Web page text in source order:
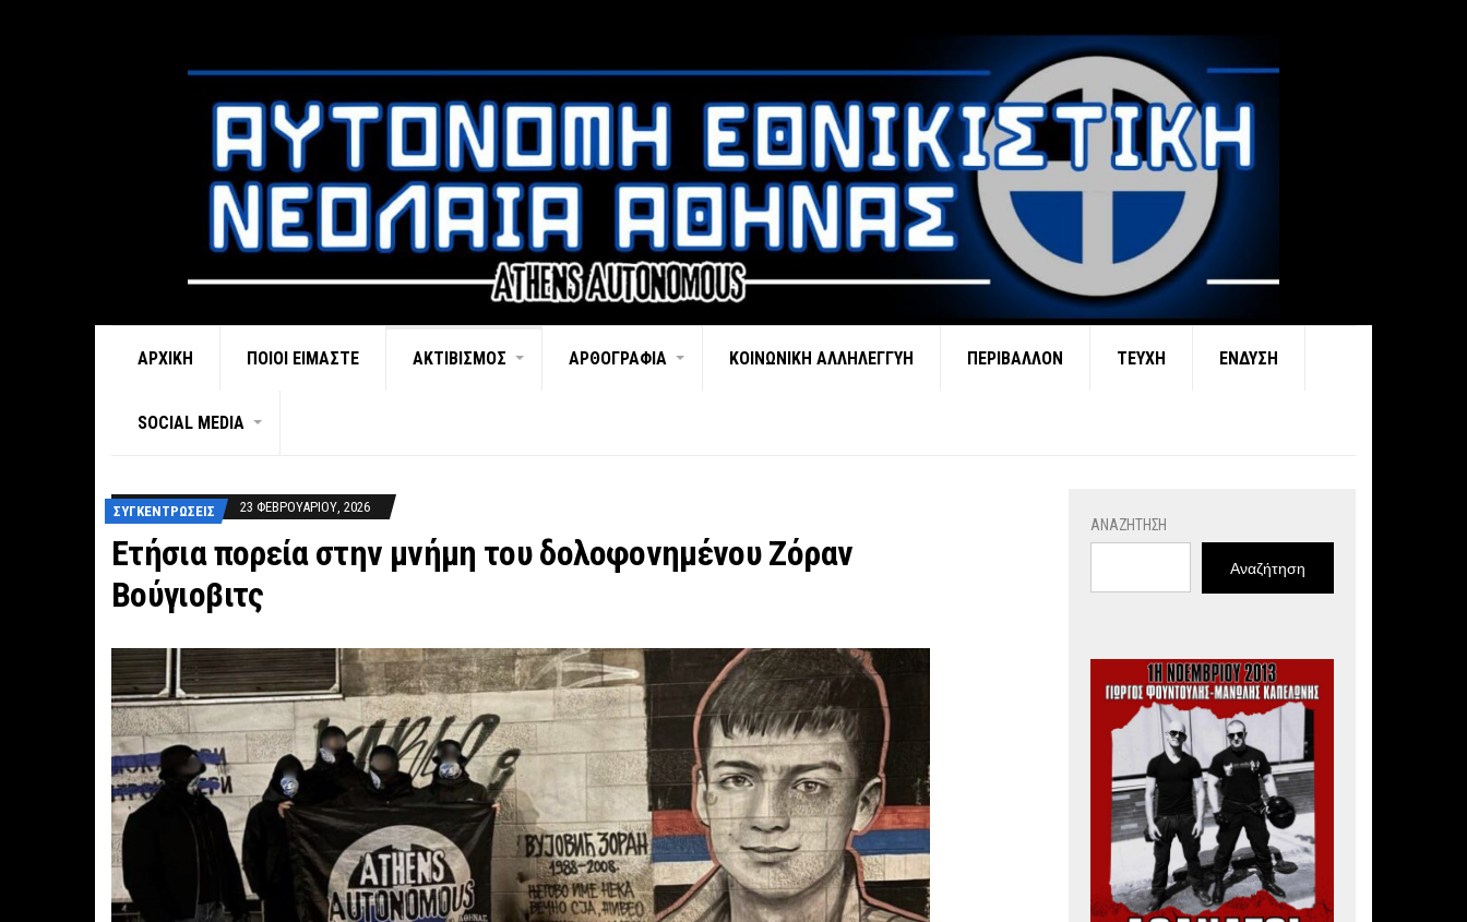
ΑΡΧΙΚΉ ΠΟΙΟΊ ΕΊΜΑΣΤΕ ΑΚΤΙΒΙΣΜΌΣ ΑΡΘΟΓΡΑΦΊΑ ΚΟΙΝΩΝΙΚΉ ΑΛΛΗΛΕΓΓΎΗ ΠΕΡΙΒΆΛΛΟΝ ΤΕΎΧΗ ΈΝΔΥΣΗ
SOCIAL MEDIA
ΣΥΓΚΕΝΤΡΏΣΕΙΣ 23 ΦΕΒΡΟΥΑΡΊΟΥ, 2026
Ετήσια πορεία στην μνήμη του δολοφονημένου Ζόραν
Βούγιοβιτς
ΑΝΑΖΉΤΗΣΗ
Αναζήτηση